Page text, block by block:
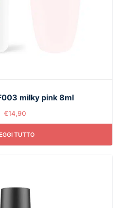
milky pink 8ml
€14,90
TUTTO